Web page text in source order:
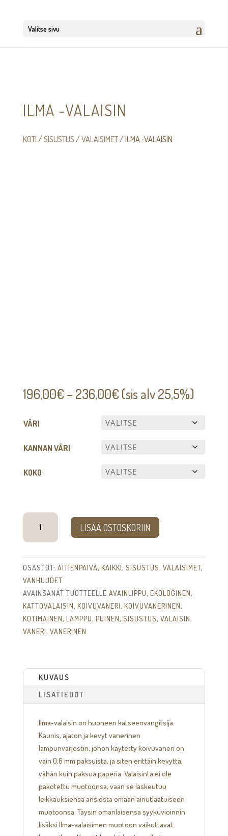
Valitse sivu
ILMA -VALAISIN
KOTI /SISUSTUS /VALAISIMET/ ILMA -VALAISIN
196,00€ – 236,00€Hintaluokka:
-
236,00€
(sis alv 25,5%)
VÄRI
KANNAN VÄRI
KOKO
Ilma
valaisin
määrä
LISÄÄ OSTOSKORIIN
OSASTOT: ÄITIENPÄIVÄ, KAIKKI, SISUSTUS, VALAISIMET,
VANHUUDET
AVAINSANAT TUOTTEELLE AVAINLIPPU, EKOLOGINEN,
KATTOVALAISIN, KOIVUVANERI, KOIVUVANERINEN,
KOTIMAINEN, LAMPPU, PUINEN, SISUSTUS, VALAISIN,
VANERI, VANERINEN
KUVAUS
LISÄTIEDOT
Ilma-valaisin on huoneen katseenvangitsija.
Kaunis, ajaton ja kevyt vanerinen
lampunvarjostin, johon käytetty koivuvaneri on
vain 0,6 mm paksuista, ja siten erittäin kevyttä,
vähän kuin paksua paperia. Valaisinta ei ole
pakotettu muotoonsa, vaan se laskeutuu
leikkauksiensa ansiosta omaan ainutlaatuiseen
muotoonsa. Täysin omanlaisensa syykuvioinnin
lisäksi Ilma-valaisimen muotoon vaikuttavat